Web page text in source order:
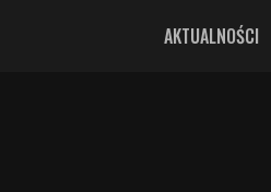
AKTUALNOŚCI